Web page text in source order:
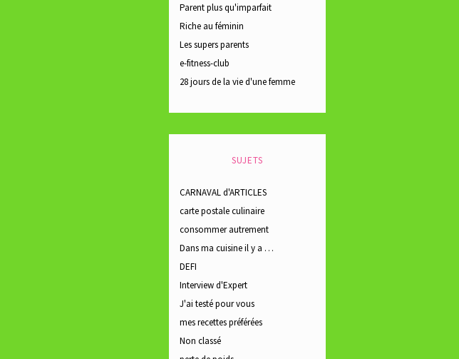
Parent plus qu'imparfait
Riche au féminin
Les supers parents
e-fitness-club
28 jours de la vie d'une femme
SUJETS
CARNAVAL d'ARTICLES
carte postale culinaire
consommer autrement
Dans ma cuisine il y a …
DEFI
Interview d'Expert
J'ai testé pour vous
mes recettes préférées
Non classé